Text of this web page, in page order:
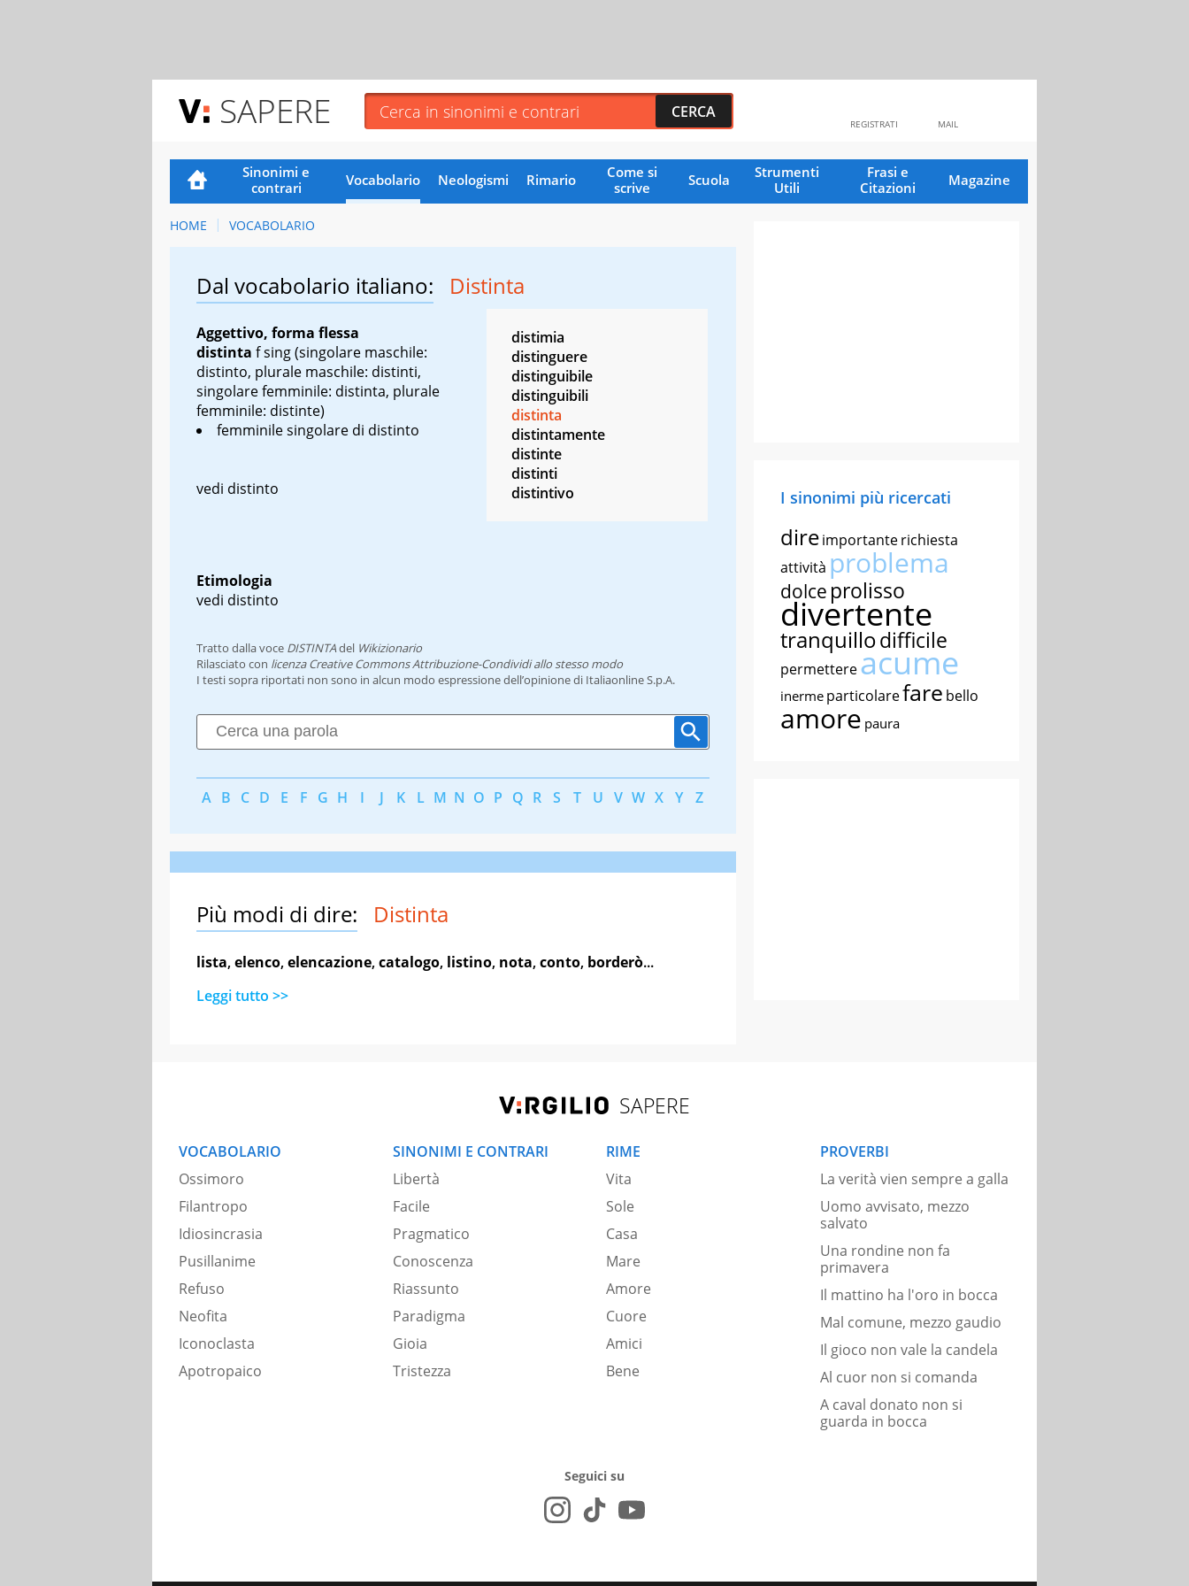
SAPERE MAIL
REGISTRATI
Sinonimi e
contrari
Vocabolario Neologismi Rimario
Come si
scrive
Scuola
Strumenti
Utili
Frasi e
Citazioni
Magazine
HOME VOCABOLARIO
Dal vocabolario italiano: Distinta
Aggettivo, forma flessa
distinta f sing(singolare maschile:
distinto, plurale maschile: distinti,
singolare femminile: distinta, plurale
femminile: distinte)
femminile singolare di distinto
vedi distinto
Etimologia
vedi distinto
distimia
distinguere
distinguibile
distinguibili
distinta
distintamente
distinte
distinti
distintivo
Tratto dalla voce DISTINTAdel Wikizionario
Rilasciato con licenza Creative Commons Attribuzione-Condividi allo stesso modo
I testi sopra riportati non sono in alcun modo espressione dell’opinione di Italiaonline S.p.A.
A B C D E F G H I J K L M N O P Q R S T U V W X Y Z
Più modi di dire: Distinta
lista,elenco,elencazione,catalogo, listino, nota,conto, borderò...
Leggi tutto >>
I sinonimi più ricercati
direimportanterichiesta
attività problema
dolce prolisso
divertente
tranquillodifficile
permettereacume
inerme particolarefare bello
amore paura
SAPERE
VOCABOLARIO
Ossimoro
Filantropo
Idiosincrasia
Pusillanime
Refuso
Neofita
Iconoclasta
Apotropaico
SINONIMI E CONTRARI
Libertà
Facile
Pragmatico
Conoscenza
Riassunto
Paradigma
Gioia
Tristezza
RIME
Vita
Sole
Casa
Mare
Amore
Cuore
Amici
Bene
PROVERBI
La verità vien sempre a galla
Uomo avvisato, mezzo
salvato
Una rondine non fa
primavera
Il mattino ha l'oro in bocca
Mal comune, mezzo gaudio
Il gioco non vale la candela
Al cuor non si comanda
A caval donato non si
guarda in bocca
Seguici su